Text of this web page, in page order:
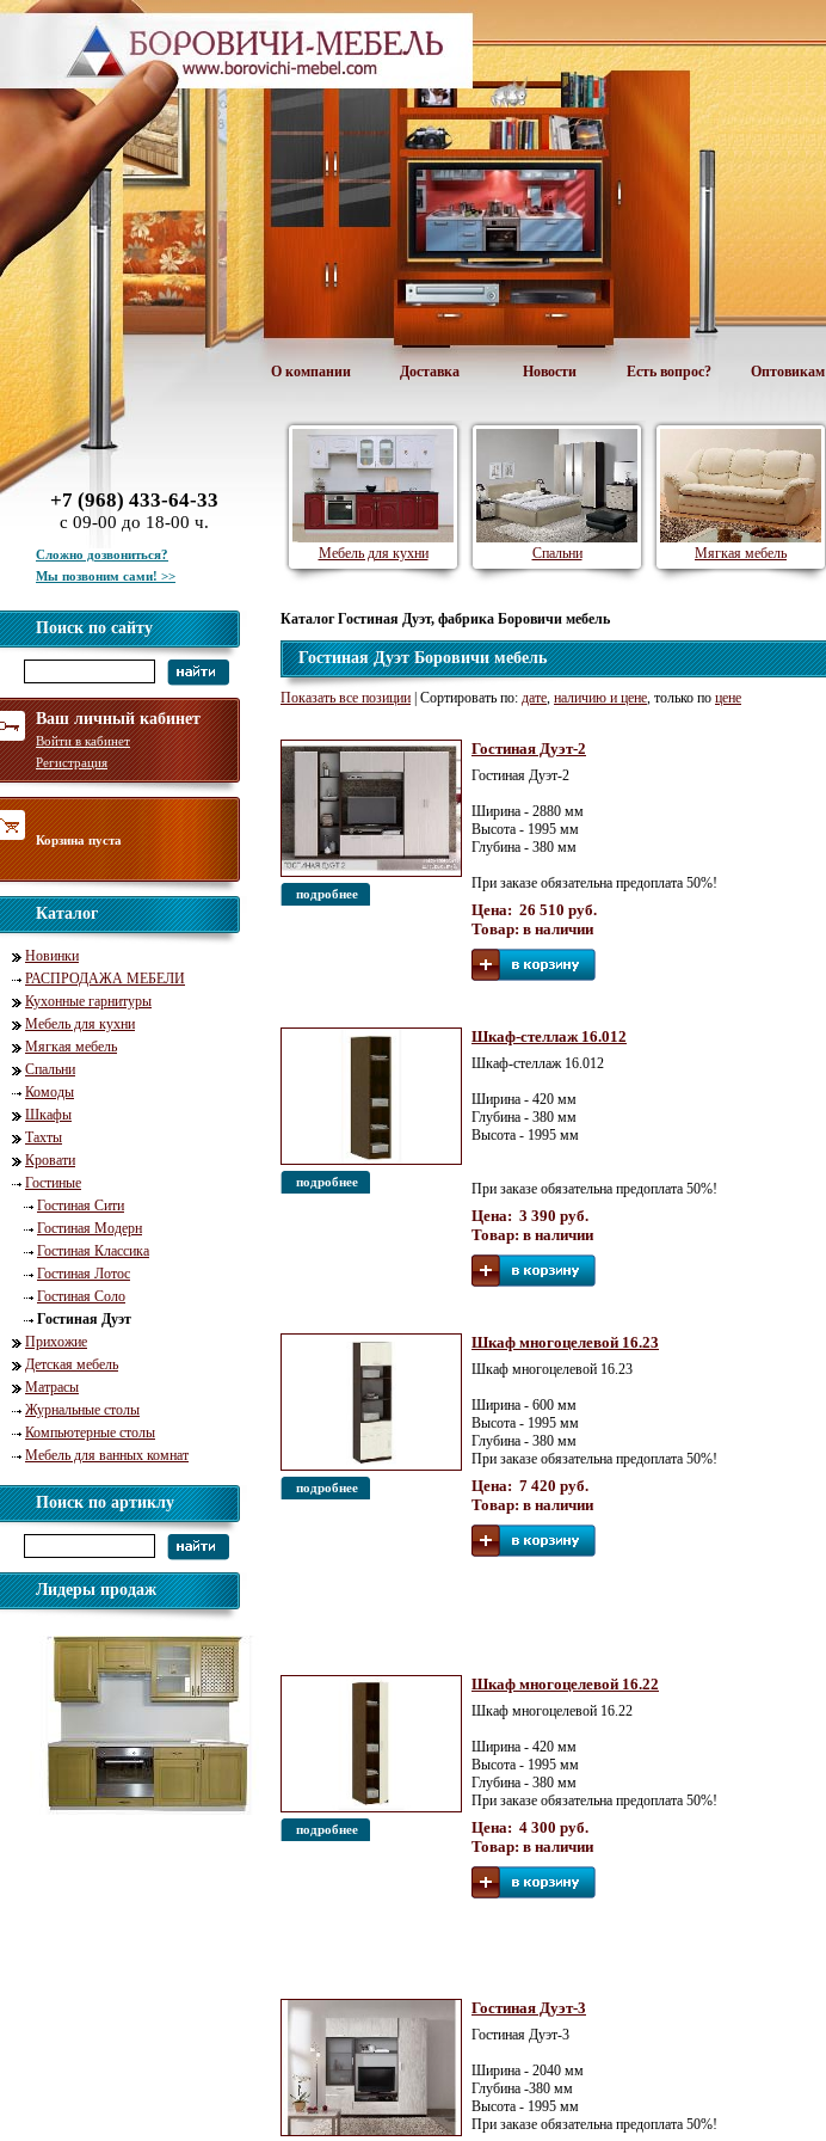
О компании Доставка Новости Есть вопрос? Оптовикам
+7 (968) 433-64-33
с 09-00 до 18-00 ч.
Сложно дозвониться?
Мы позвоним сами! >>
Поиск по сайту
Ваш личный кабинет
Войти в кабинет
Регистрация
Корзина пуста
Каталог
Новинки
РАСПРОДАЖА МЕБЕЛИ
Кухонные гарнитуры
Мебель для кухни
Мягкая мебель
Спальни
Комоды
Шкафы
Тахты
Кровати
Гостиные
Гостиная Сити
Гостиная Модерн
Гостиная Классика
Гостиная Лотос
Гостиная Соло
Гостиная Дуэт
Прихожие
Детская мебель
Матрасы
Журнальные столы
Компьютерные столы
Мебель для ванных комнат
Поиск по артиклу
Лидеры продаж
Мебель для кухни Спальни Мягкая мебель
Каталог Гостиная Дуэт, фабрика Боровичи мебель
Гостиная Дуэт Боровичи мебель
Показать все позиции | Сортировать по: дате, наличию и цене, только по цене
подробнее
Гостиная Дуэт-2
Гостиная Дуэт-2
Ширина - 2880 мм
Высота - 1995 мм
Глубина - 380 мм
При заказе обязательна предоплата 50%!
Цена: 26 510 руб.
Товар: в наличии
подробнее
Шкаф-стеллаж 16.012
Шкаф-стеллаж 16.012
Ширина - 420 мм
Глубина - 380 мм
Высота - 1995 мм
При заказе обязательна предоплата 50%!
Цена: 3 390 руб.
Товар: в наличии
подробнее
Шкаф многоцелевой 16.23
Шкаф многоцелевой 16.23
Ширина - 600 мм
Высота - 1995 мм
Глубина - 380 мм
При заказе обязательна предоплата 50%!
Цена: 7 420 руб.
Товар: в наличии
подробнее
Шкаф многоцелевой 16.22
Шкаф многоцелевой 16.22
Ширина - 420 мм
Высота - 1995 мм
Глубина - 380 мм
При заказе обязательна предоплата 50%!
Цена: 4 300 руб.
Товар: в наличии
Гостиная Дуэт-3
Гостиная Дуэт-3
Ширина - 2040 мм
Глубина -380 мм
Высота - 1995 мм
При заказе обязательна предоплата 50%!